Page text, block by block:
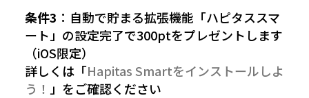
条件3 ：自動で貯まる拡張機能「ハピタススマ
ート」の設定完了で300ptをプレゼントします
（iOS限定）
詳しくは「Hapitas Smartをインストールしよ
う！ 」をご確認ください